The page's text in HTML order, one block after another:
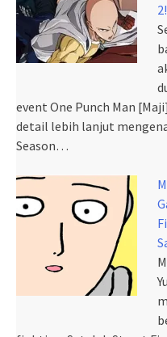
2!
event One Punch Man
detail lebih lanjut
Season…